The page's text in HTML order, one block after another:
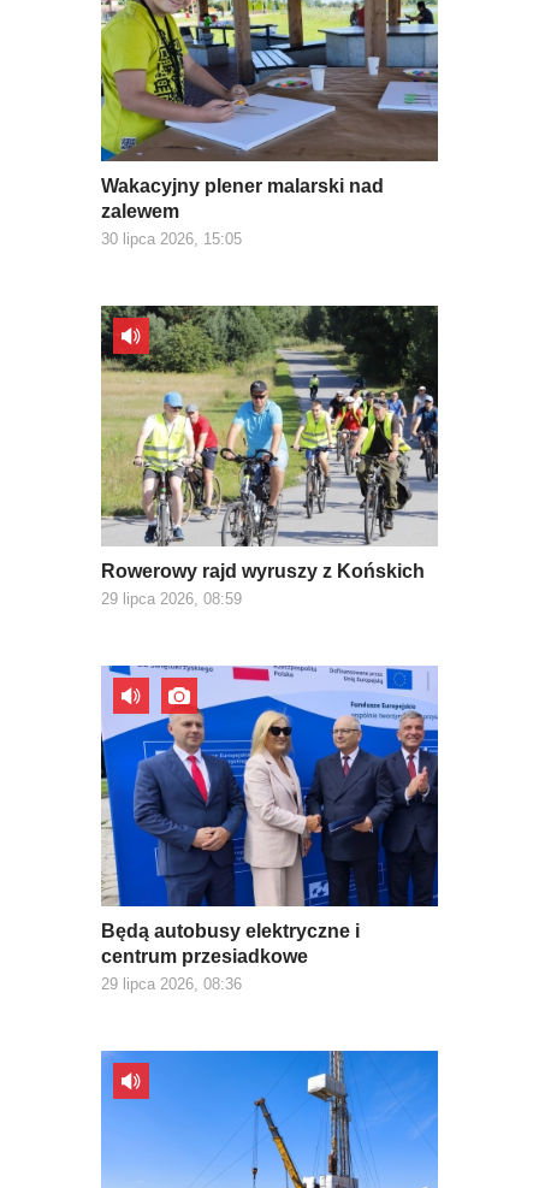
Wakacyjny plener malarski nad
zalewem
30 lipca 2026, 15:05
Rowerowy rajd wyruszy z Końskich
29 lipca 2026, 08:59
Będą autobusy elektryczne i
centrum przesiadkowe
29 lipca 2026, 08:36